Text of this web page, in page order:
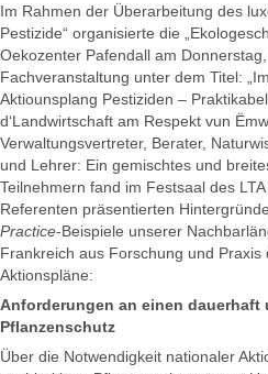
Im Rahmen der Überarbeitung des
Pestizide“ organisierte die
Oekozenter Pafendall am
Fachveranstaltung unter dem Titel:
Aktiounsplang Pestiziden –
d‘Landwirtschaft am Respekt vun
Verwaltungsvertreter, Berater,
und Lehrer: Ein gemischtes und
Teilnehmern fand im Festsaal des
Referenten präsentierten
Practice-Beispiele unserer
Frankreich aus Forschung und Praxis
Aktionspläne:
Anforderungen an einen dauerhaft
Pflanzenschutz
Über die Notwendigkeit nationaler